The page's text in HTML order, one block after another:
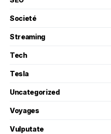
Societé
Streaming
Tech
Tesla
Uncategorized
Voyages
Vulputate